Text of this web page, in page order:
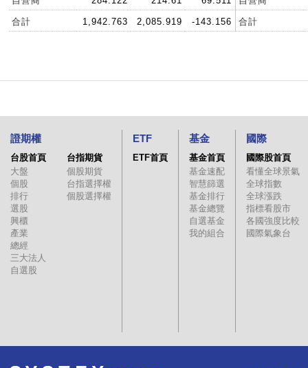
合計 1,942.763 2,085.919 -143.156 合計
證期權
台股首頁
大盤
個股
排行
選股
興櫃
產業
總經
三大法人
自選股
台指期貨
個股期貨
台指選擇權
個股選擇權
ETF
ETF首頁
基金
基金首頁
基金速配
智慧篩選
基金排行
基金總覽
自選基金
我的組合
國際
國際股首頁
看懂全球景氣
全球指數
全球漲跌
指標看股市
各國強度比較
國際氣象台